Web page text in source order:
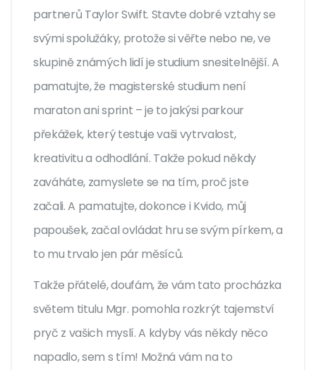
partnerů Taylor Swift. Stavte dobré vztahy se
svými spolužáky, protože si věřte nebo ne, ve
skupině známých lidí je studium snesitelnější. A
pamatujte, že magisterské studium není
maraton ani sprint – je to jakýsi parkour
překážek, který testuje vaši vytrvalost,
kreativitu a odhodlání. Takže pokud někdy
zaváháte, zamyslete se na tím, proč jste
začali. A pamatujte, dokonce i Kvido, můj
papoušek, začal ovládat hru se svým pírkem, a
to mu trvalo jen pár měsíců.
Takže přátelé, doufám, že vám tato procházka
světem titulu Mgr. pomohla rozkrýt tajemství
pryč z vašich myslí. A kdyby vás někdy něco
napadlo, sem s tím! Možná vám na to